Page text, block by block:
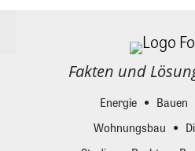
Fakten und
Energie Bauen
Wohnungsbau